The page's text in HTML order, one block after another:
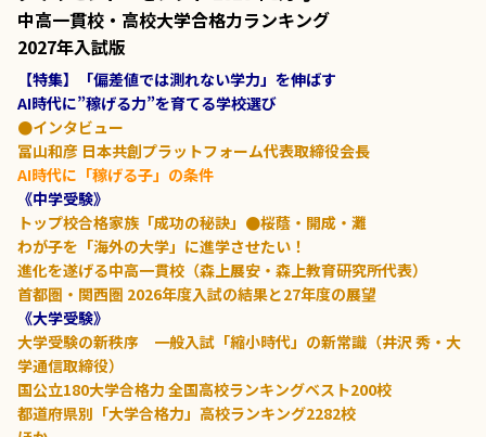
中高一貫校・高校大学合格力ランキング
2027年入試版
【特集】「偏差値では測れない学力」を伸ばす
AI時代に”稼げる力”を育てる学校選び
●インタビュー
冨山和彦 日本共創プラットフォーム代表取締役会長
AI時代に「稼げる子」の条件
《中学受験》
トップ校合格家族「成功の秘訣」●桜蔭・開成・灘
わが子を「海外の大学」に進学させたい！
進化を遂げる中高一貫校（森上展安・森上教育研究所代表）
首都圏・関西圏 2026年度入試の結果と27年度の展望
《大学受験》
大学受験の新秩序 一般入試「縮小時代」の新常識（井沢 秀・大
学通信取締役）
国公立180大学合格力 全国高校ランキングベスト200校
都道府県別「大学合格力」高校ランキング2282校